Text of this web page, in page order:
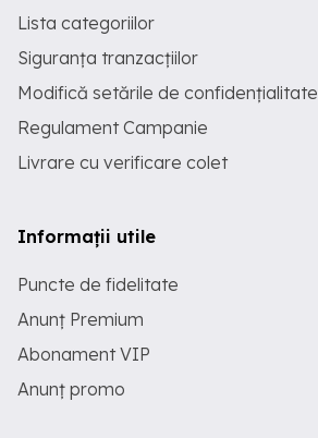
Lista categoriilor
Siguranța tranzacțiilor
Modifică setările de confidențialitate
Regulament Campanie
Livrare cu verificare colet
Informații utile
Puncte de fidelitate
Anunț Premium
Abonament VIP
Anunț promo